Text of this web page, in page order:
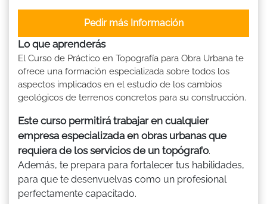
Pedir más Información
Lo que aprenderás
El Curso de Práctico en Topografía para Obra Urbana te
ofrece una formación especializada sobre todos los
aspectos implicados en el estudio de los cambios
geológicos de terrenos concretos para su construcción.
Este curso permitirá trabajar en cualquier
empresa especializada en obras urbanas que
requiera de los servicios de un topógrafo.
Además, te prepara para fortalecer tus habilidades,
para que te desenvuelvas como un profesional
perfectamente capacitado.